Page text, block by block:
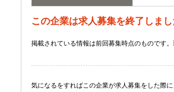
この企業は求人募集を終了しまし
掲載されている情報は前回募集時点のものです
気になるをすればこの企業が求人募集をした際に